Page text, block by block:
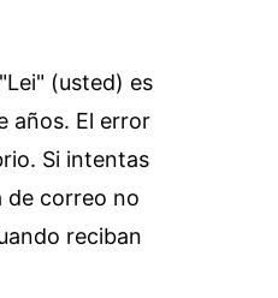
(usted) es
años. El error
Si intentas
de correo no
reciban